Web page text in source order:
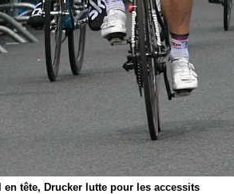
en tête, Drucker lutte pour les accessits